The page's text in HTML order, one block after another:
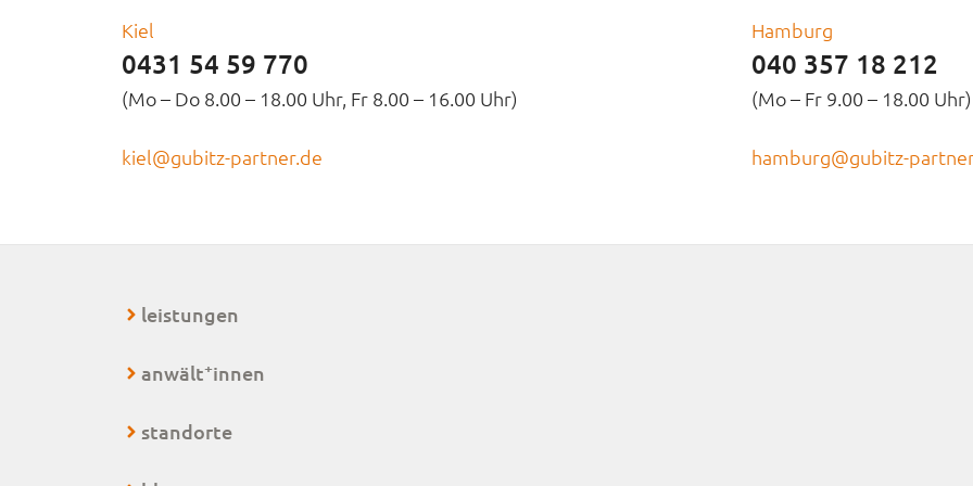
Kiel
0431 54 59 770
(Mo – Do 8.00 – 18.00 Uhr, Fr 8.00 – 16.00 Uhr)
kiel@gubitz-partner.de
Hamburg
040 357 18 212
(Mo – Fr 9.00 – 18.00 Uhr)
hamburg@gubitz-
leistungen
anwält+innen
standorte